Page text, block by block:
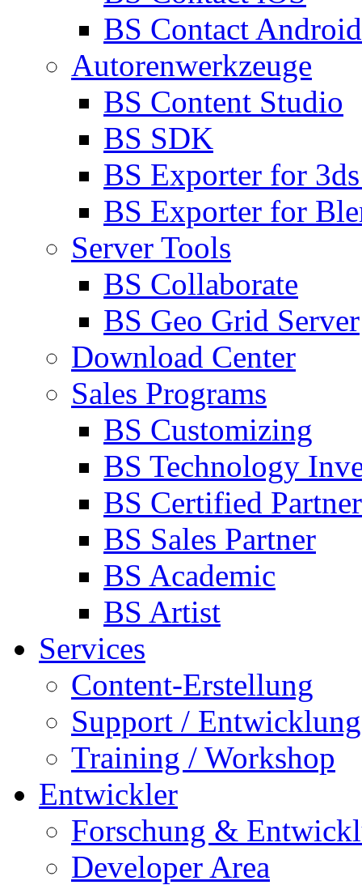
BS Contact Android
Autorenwerkzeuge
BS Content Studio
BS SDK
BS Exporter for
BS Exporter for
Server Tools
BS Collaborate
BS Geo Grid Server
Download Center
Sales Programs
BS Customizing
BS Technology
BS Certified Partner
BS Sales Partner
BS Academic
BS Artist
Services
Content-Erstellung
Support / Entwicklung
Training / Workshop
Entwickler
Forschung &
Developer Area